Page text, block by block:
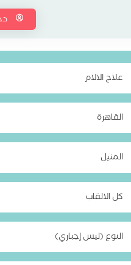
علاج الالام
القاهرة
المنيل
كل الالقاب
النوع (ليس إجباري)